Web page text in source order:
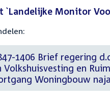
`Landelijke Monitor
1406 Brief regering
Volkshuisvesting en
Woningbouw